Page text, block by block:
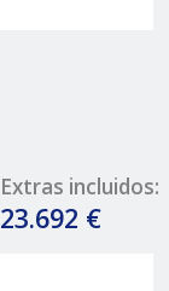
Extras incluidos:
23.692 €